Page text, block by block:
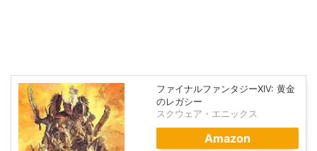
ファイナルファンタジーXIV: 黄金
のレガシー
スクウェア・エニックス
Amazon